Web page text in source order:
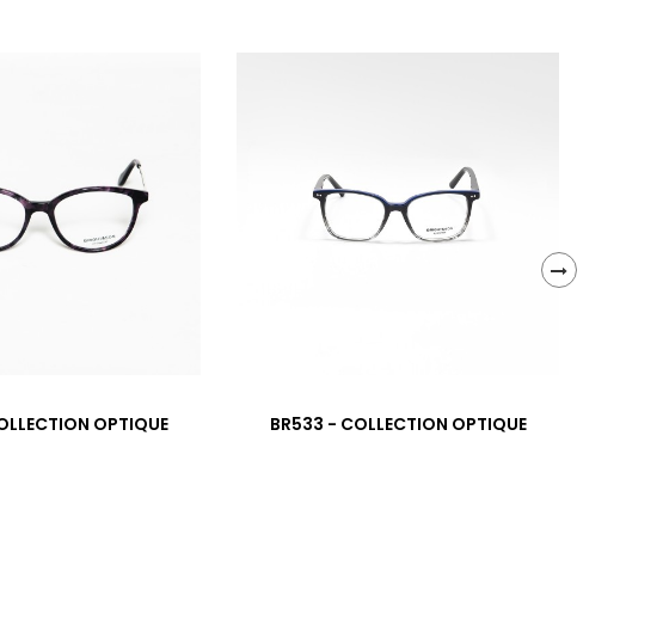
OPTIQUE BR533 - COLLECTION OPTIQUE